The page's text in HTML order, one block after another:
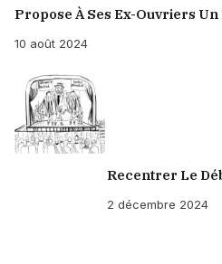
Propose À Ses Ex-Ouvriers Un
10 août 2024
Recentrer Le
2 décembre 2024